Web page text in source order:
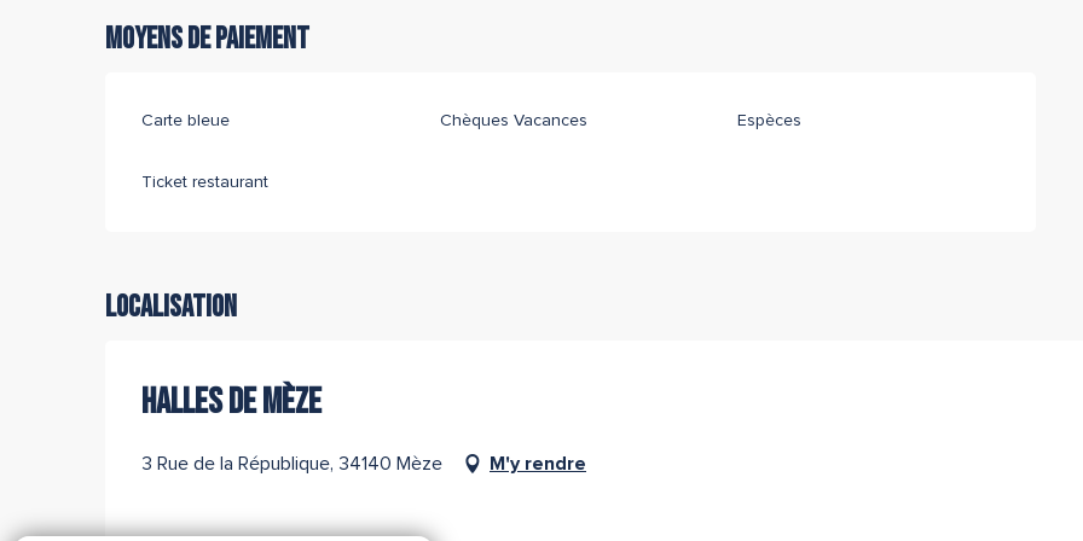
Moyens de paiement
Carte bleue Chèques Vacances Espèces
Ticket restaurant
Localisation
HALLES DE MÈZE
3 Rue de la République, 34140 Mèze M'y rendre